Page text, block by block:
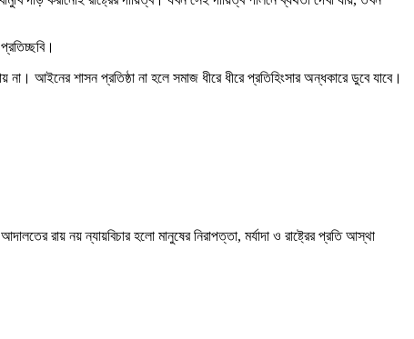
আইনের শাসন প্রতিষ্ঠা না হলে সমাজ ধীরে ধীরে প্রতিহিংসার অন্ধকারে ডুবে যাবে।
রায় নয় ন্যায়বিচার হলো মানুষের নিরাপত্তা, মর্যাদা ও রাষ্ট্রের প্রতি আস্থা